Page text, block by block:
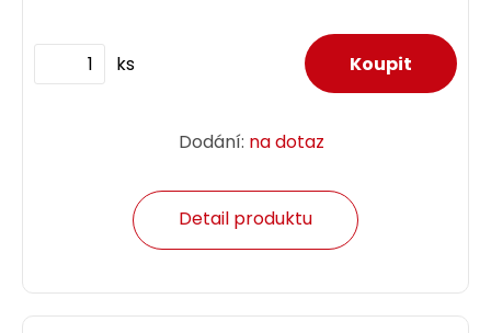
ks
Dodání: na dotaz
Detail produktu